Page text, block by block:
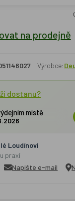
na prodejně
Výrobce:
dostanu?
místě
Loudínovi
praxí
Napište e-mail